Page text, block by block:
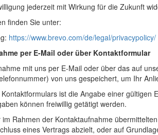
jederzeit mit Wirkung für die Zukunft
finden Sie unter:
https://www.brevo.com/de/legal/privacypolicy/
per E-Mail oder über Kontaktformular
mit uns per E-Mail oder über das auf
von uns gespeichert, um Ihr
ist die Angabe einer
können freiwillig getätigt werden.
Rahmen der Kontaktaufnahme
eines Vertrags abzielt, oder auf